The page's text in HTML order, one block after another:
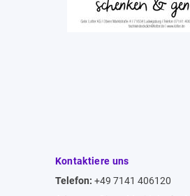
Kontaktiere uns
Telefon: +49 7141 406120